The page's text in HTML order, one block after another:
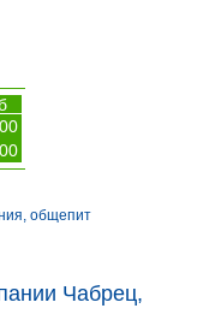
общепит
Чабрец,